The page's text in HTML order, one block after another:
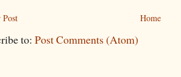
Post Home
to: Post Comments (Atom)